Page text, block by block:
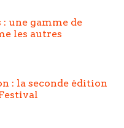
une gamme de
les autres
: la seconde édition